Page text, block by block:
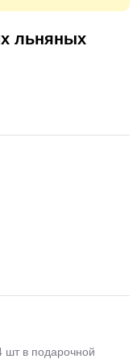
льняных
шт в подарочной